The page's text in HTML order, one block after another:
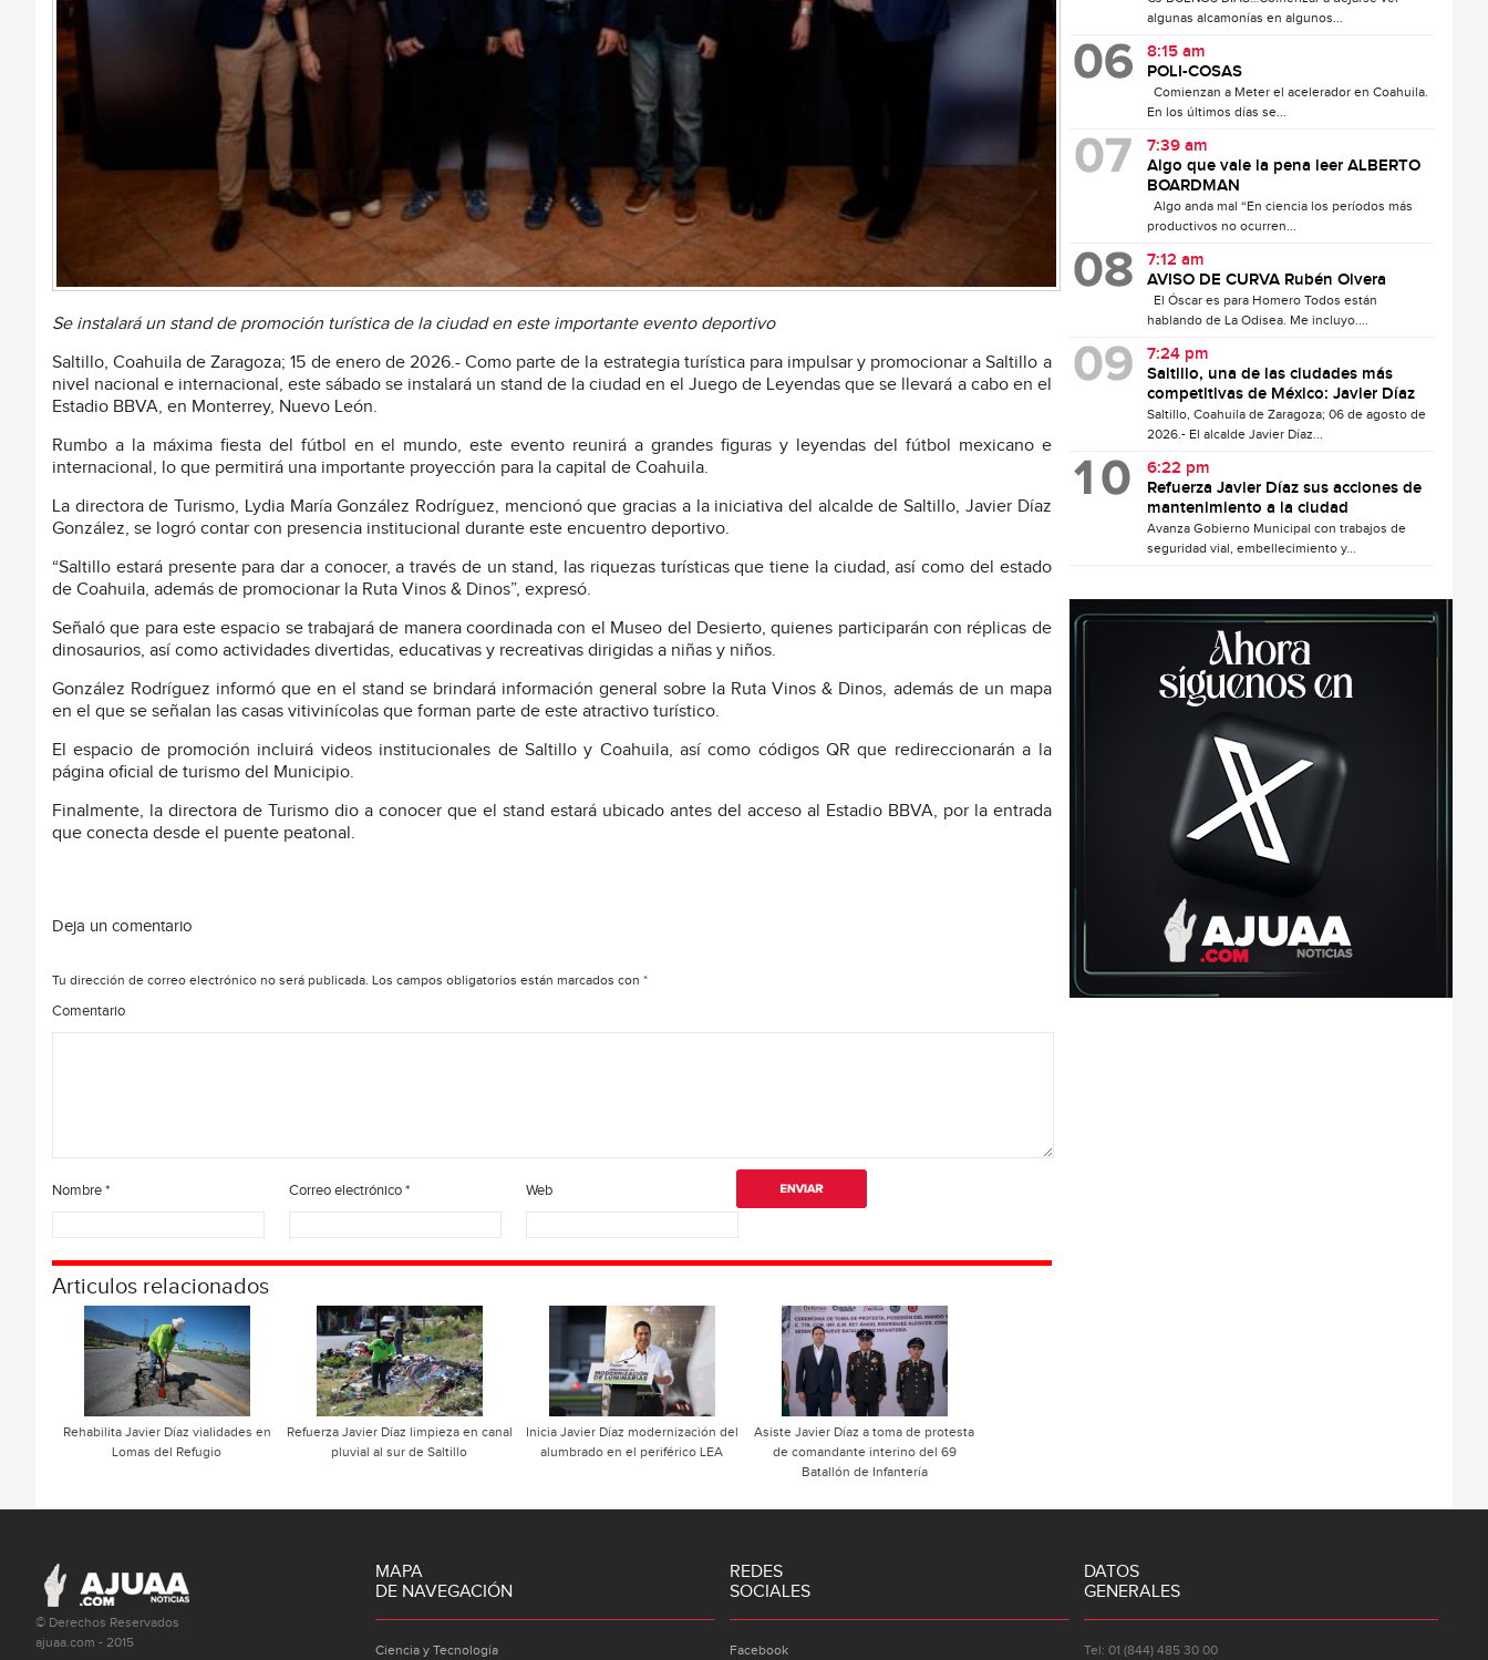
Se instalará un stand de promoción turística de la ciudad en este importante evento deportivo
Saltillo, Coahuila de Zaragoza; 15 de enero de 2026.- Como parte de la estrategia turística para impulsar y promocionar a Saltillo a
nivel nacional e internacional, este sábado se instalará un stand de la ciudad en el Juego de Leyendas que se llevará a cabo en el
Estadio BBVA, en Monterrey, Nuevo León.
Rumbo a la máxima fiesta del fútbol en el mundo, este evento reunirá a grandes figuras y leyendas del fútbol mexicano e
internacional, lo que permitirá una importante proyección para la capital de Coahuila.
La directora de Turismo, Lydia María González Rodríguez, mencionó que gracias a la iniciativa del alcalde de Saltillo, Javier Díaz
González, se logró contar con presencia institucional durante este encuentro deportivo.
“Saltillo estará presente para dar a conocer, a través de un stand, las riquezas turísticas que tiene la ciudad, así como del estado
de Coahuila, además de promocionar la Ruta Vinos & Dinos”, expresó.
Señaló que para este espacio se trabajará de manera coordinada con el Museo del Desierto, quienes participarán con réplicas de
dinosaurios, así como actividades divertidas, educativas y recreativas dirigidas a niñas y niños.
González Rodríguez informó que en el stand se brindará información general sobre la Ruta Vinos & Dinos, además de un mapa
en el que se señalan las casas vitivinícolas que forman parte de este atractivo turístico.
El espacio de promoción incluirá videos institucionales de Saltillo y Coahuila, así como códigos QR que redireccionarán a la
página oficial de turismo del Municipio.
Finalmente, la directora de Turismo dio a conocer que el stand estará ubicado antes del acceso al Estadio BBVA, por la entrada
que conecta desde el puente peatonal.
Deja un comentario
Tu dirección de correo electrónico no será publicada. Los campos obligatorios están marcados con *
Comentario
Nombre* Correo electrónico* Web
Articulos relacionados
Rehabilita Javier Díaz vialidades en
Lomas del Refugio
Refuerza Javier Díaz limpieza en canal
pluvial al sur de Saltillo
Inicia Javier Díaz modernización del
alumbrado en el periférico LEA
Asiste Javier Díaz a toma de protesta
de comandante interino del 69
Batallón de Infantería
algunas alcamonías en algunos...
8:15 am
POLI-COSAS
Comienzan a Meter el acelerador en Coahuila.
En los últimos días se...
7:39 am
Algo que vale la pena leer ALBERTO
BOARDMAN
Algo anda mal “En ciencia los períodos más
productivos no ocurren...
7:12 am
AVISO DE CURVA Rubén Olvera
El Óscar es para Homero Todos están
hablando de La Odisea. Me incluyo....
7:24 pm
Saltillo, una de las ciudades más
competitivas de México: Javier Díaz
Saltillo, Coahuila de Zaragoza; 06 de agosto de
2026.- El alcalde Javier Díaz...
6:22 pm
Refuerza Javier Díaz sus acciones de
mantenimiento a la ciudad
Avanza Gobierno Municipal con trabajos de
seguridad vial, embellecimiento y...
© Derechos Reservados
ajuaa.com - 2015
MAPA
DE NAVEGACIÓN
Ciencia y Tecnología
REDES
SOCIALES
Facebook
DATOS
GENERALES
Tel: 01 (844) 485 30 00